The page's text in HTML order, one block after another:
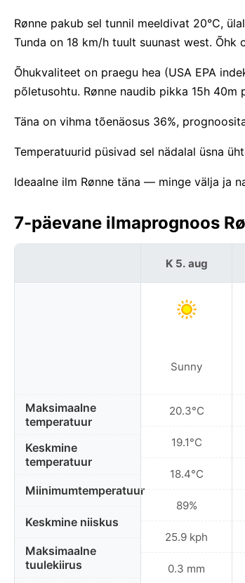
Rønne pakub sel tunnil meeldivat 20°C,
Tunda on 18 km/h tuult suunast west. Õhk
Õhukvaliteet on praegu hea (USA EPA
põletusohtu. Rønne naudib pikka 15h 40m
Täna on vihma tõenäosus 36%,
Temperatuurid püsivad sel nädalal üsna
Ideaalne ilm Rønne täna — minge välja ja
7-päevane ilmaprognoos
Maksimaalne
temperatuur
Keskmine
temperatuur
Miinimumtemperatuur
Keskmine niiskus
Maksimaalne
tuulekiirus
K 5. aug
Sunny
20.3°C
19.1°C
18.4°C
89%
25.9 kph
0.3 mm